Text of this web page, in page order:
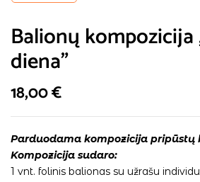
Balionų kompozicija
diena”
18,00€
Parduodama kompozicija pripūstų
Kompozicija sudaro:
1 vnt. folinis balionas su užrašu